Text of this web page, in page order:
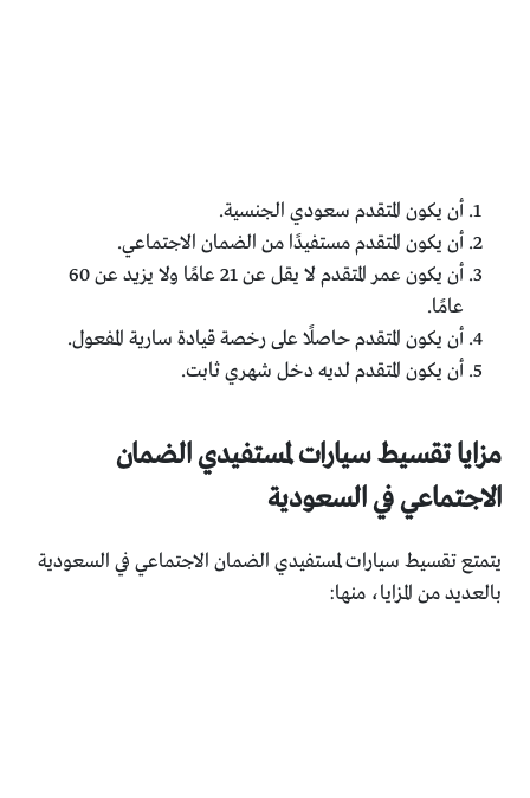
أن يكون المتقدم سعودي الجنسية.
أن يكون المتقدم مستفيدًا من الضمان الاجتماعي.
أن يكون عمر المتقدم لا يقل عن 21 عامًا ولا يزيد عن 60
عامًا.
أن يكون المتقدم حاصلًا على رخصة قيادة سارية المفعول.
أن يكون المتقدم لديه دخل شهري ثابت.
مزايا تقسيط سيارات لمستفيدي الضمان
الاجتماعي في السعودية
يتمتع تقسيط سيارات لمستفيدي الضمان الاجتماعي في السعودية
بالعديد من المزايا، منها: